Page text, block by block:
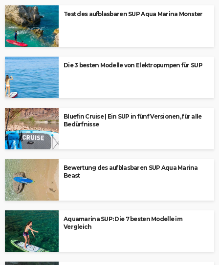
Test des aufblasbaren SUP Aqua Marina Monster
Die 3 besten Modelle von Elektropumpen für SUP
Bluefin Cruise | Ein SUP in fünf Versionen, für alle
Bedürfnisse
Bewertung des aufblasbaren SUP Aqua Marina
Beast
Aquamarina SUP: Die 7 besten Modelle im
Vergleich